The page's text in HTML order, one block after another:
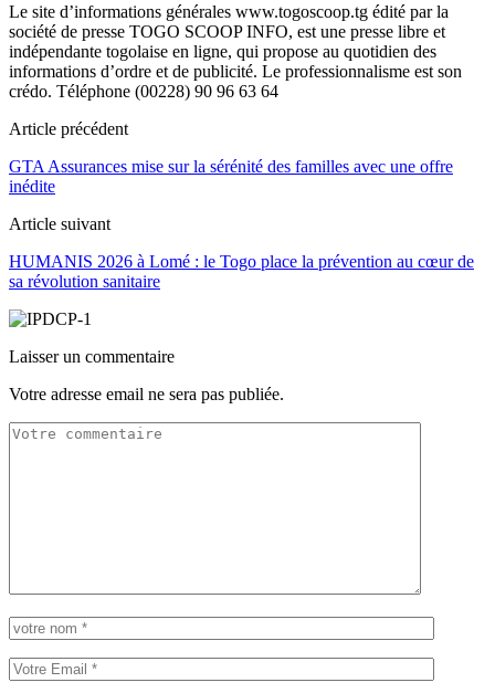
Le site d’informations générales www.togoscoop.tg édité par la
société de presse TOGO SCOOP INFO, est une presse libre et
indépendante togolaise en ligne, qui propose au quotidien des
informations d’ordre et de publicité. Le professionnalisme est son
crédo. Téléphone (00228) 90 96 63 64
Article précédent
GTA Assurances mise sur la sérénité des familles avec une offre
inédite
Article suivant
HUMANIS 2026 à Lomé : le Togo place la prévention au cœur de
sa révolution sanitaire
Laisser un commentaire
Votre adresse email ne sera pas publiée.